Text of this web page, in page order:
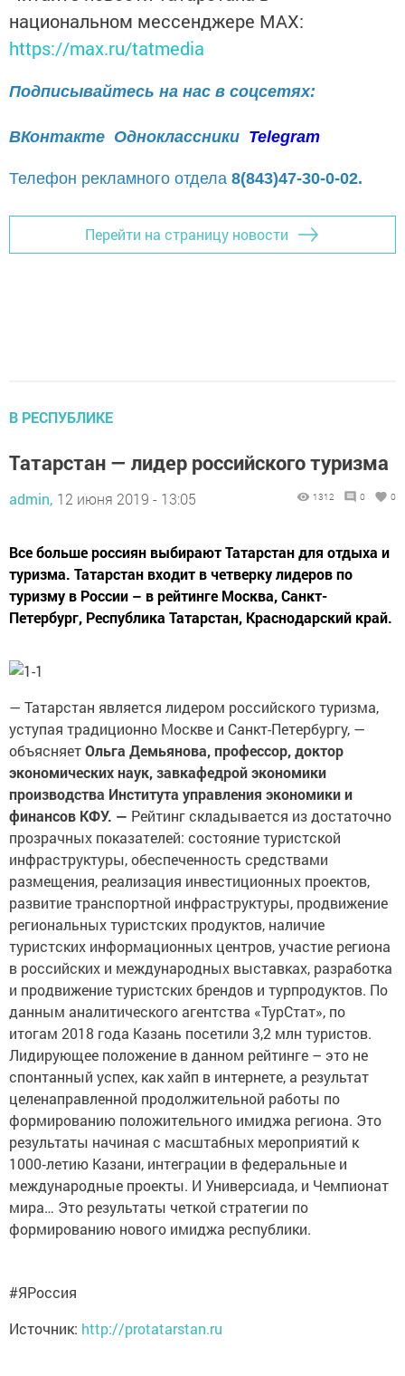
национальном мессенджере MАХ:
https://max.ru/tatmedia
Подписывайтесь на нас в соцсетях:
ВКонтакте Одноклассники Telegram
Телефон рекламного отдела 8(843)47-30-0-02.
Перейти на страницу новости
В РЕСПУБЛИКЕ
Татарстан — лидер российского туризма
admin, 12 июня 2019 - 13:05 1312 0 0
Все больше россиян выбирают Татарстан для отдыха и
туризма. Татарстан входит в четверку лидеров по
туризму в России – в рейтинге Москва, Санкт-
Петербург, Республика Татарстан, Краснодарский край.
— Татарстан является лидером российского туризма,
уступая традиционно Москве и Санкт-Петербургу, —
объясняетОльга Демьянова, профессор, доктор
экономических наук, завкафедрой экономики
производства Института управления экономики и
финансов КФУ. — Рейтинг складывается из достаточно
прозрачных показателей: состояние туристской
инфраструктуры, обеспеченность средствами
размещения, реализация инвестиционных проектов,
развитие транспортной инфраструктуры, продвижение
региональных турист­ских продуктов, наличие
туристских информационных центров, участие региона
в российских и международ­ных выставках, разработка
и продвижение туристских брендов и турпродуктов. По
данным аналитического агентства «ТурСтат», по
итогам 2018 года Казань посетили 3,2 млн туристов.
Лидирующее положе­ние в данном рейтинге – это не
спонтанный успех, как хайп в интернете, а результат
целенаправленной продолжительной работы по
формированию положи­тельного имиджа региона. Это
результаты начиная с масштабных мероприятий к
1000‑летию Казани, интеграции в федеральные и
международные проекты. И Универсиада, и Чемпионат
мира… Это результаты четкой стратегии по
формированию нового имиджа республики.
#ЯРоссия
Источник: http://protatarstan.ru